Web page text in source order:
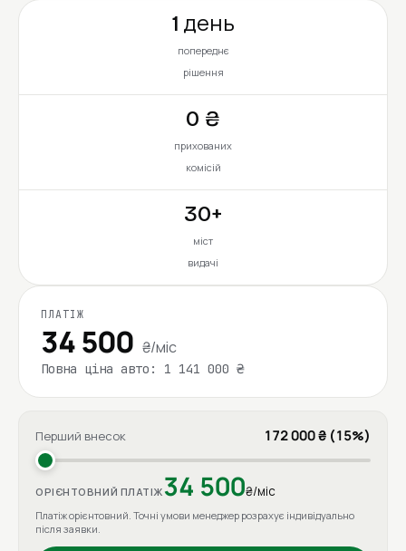
1 день
попереднє
рішення
0 ₴
прихованих
комісій
30+
міст
видачі
ПЛАТІЖ
34 500 ₴/міс
Повна ціна авто: 1 141 000 ₴
Перший внесок 172 000 ₴ (15%)
ОРІЄНТОВНИЙ ПЛАТІЖ34 500₴/міс
Платіж орієнтовний. Точні умови менеджер розрахує індивідуально
після заявки.